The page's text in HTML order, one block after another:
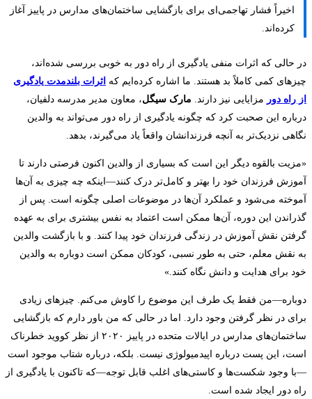
استفاده
از
آموزش
از
راه
دور
ادامه
دهند؟
اخیراً فشار تهاجمی‌ای برای بازگشایی ساختمان‌های مدارس در پاییز آغاز
کرده‌اند.
در حالی که اثرات منفی یادگیری از راه دور به خوبی بررسی شده‌اند،
چیزهای کمی کاملاً بد هستند. ما اشاره کرده‌ایم که اثرات بلندمدت یادگیری
از راه دور مزایایی نیز دارند. مارک سیگل، معاون مدیر مدرسه دلفیان،
درباره این صحبت کرد که چگونه یادگیری از راه دور می‌تواند به والدین
نگاهی نزدیک‌تر به آنچه فرزندانشان واقعاً یاد می‌گیرند، بدهد.
«مزیت بالقوه دیگر این است که بسیاری از والدین اکنون فرصتی دارند تا
آموزش فرزندان خود را بهتر و کامل‌تر درک کنند—اینکه چه چیزی به آن‌ها
آموخته می‌شود و عملکرد آن‌ها در موضوعات اصلی چگونه است. پس از
گذراندن این دوره، آن‌ها ممکن است اعتماد به نفس بیشتری برای به عهده
گرفتن نقش آموزش در زندگی فرزندان خود پیدا کنند. و با بازگشت والدین
به نقش معلم، حتی به طور نسبی، کودکان ممکن است دوباره به والدین
خود برای هدایت و دانش نگاه کنند.»
دوباره—من فقط یک طرف این موضوع را کاوش می‌کنم. چیزهای زیادی
برای در نظر گرفتن وجود دارد. اما در حالی که من باور دارم که بازگشایی
ساختمان‌های مدارس در ایالات متحده در پاییز ۲۰۲۰ از نظر کووید خطرناک
است، این پست درباره اپیدمیولوژی نیست. بلکه، درباره شتاب موجود است
—با وجود شکست‌ها و کاستی‌های اغلب قابل توجه—که تاکنون با یادگیری از
راه دور ایجاد شده است.